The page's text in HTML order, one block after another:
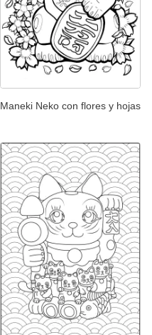
Maneki Neko con flores y hojas